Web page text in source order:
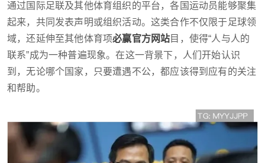
通过国际足联及其他体育组织的平台，各国运动员能够聚集
起来，共同发表声明或组织活动。这类合作不仅限于足球领
域，还延伸至其他体育项必赢官方网站目，使得“人与人的
联系”成为一种普遍现象。在这一背景下，人们开始认识
到，无论哪个国家，只要遭遇不公，都应该得到应有的关注
和帮助。